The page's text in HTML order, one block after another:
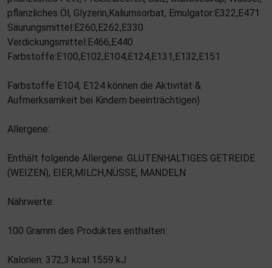
pflanzliches Öl, Glyzerin,Kaliumsorbat, Emulgator:E322,E471
Säurungsmittel:E260,E262,E330
Verdickungsmittel:E466,E440
Farbstoffe:E100,E102,E104,E124,E131,E132,E151
Farbstoffe E104, E124 können die Aktivität &
Aufmerksamkeit bei Kindern beeinträchtigen)
Allergene:
Enthält folgende Allergene: GLUTENHALTIGES GETREIDE
(WEIZEN), EIER,MILCH,NÜSSE, MANDELN
Nährwerte:
100 Gramm des Produktes enthalten:
Kalorien: 372,3 kcal 1559 kJ